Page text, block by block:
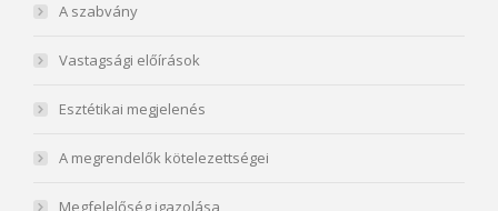
A szabvány
Vastagsági előírások
Esztétikai megjelenés
A megrendelők kötelezettségei
Megfelelőség igazolása